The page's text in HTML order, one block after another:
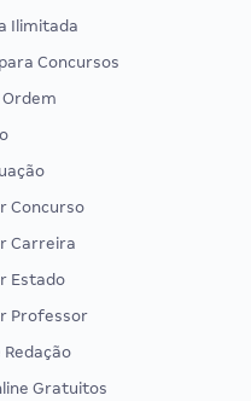
Ilimitada
Concursos
Ordem
Concurso
Carreira
Estado
Professor
Gratuitos